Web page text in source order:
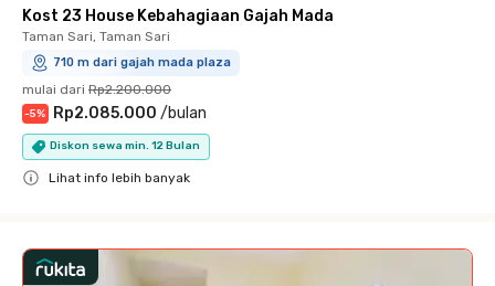
Kost 23 House Kebahagiaan Gajah Mada
Taman Sari, Taman Sari
710 m dari gajah mada plaza
mulai dari Rp2.200.000
-5% Rp2.085.000 /bulan
Diskon sewa min. 12 Bulan
Lihat info lebih banyak